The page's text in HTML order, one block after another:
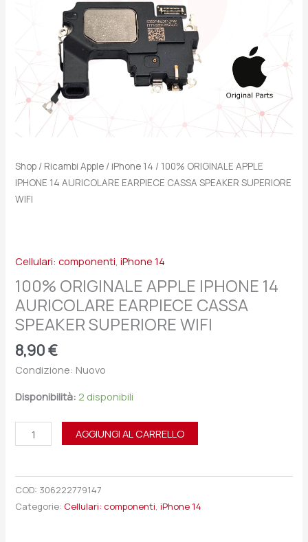
Shop / Ricambi Apple / iPhone 14 / 100% ORIGINALE APPLE
IPHONE 14 AURICOLARE EARPIECE CASSA SPEAKER SUPERIORE
WIFI
Cellulari: componenti,iPhone 14
100% ORIGINALE APPLE IPHONE 14
AURICOLARE EARPIECE CASSA
SPEAKER SUPERIORE WIFI
8,90€
Condizione: Nuovo
Disponibilità: 2 disponibili
SUPERIORE
AGGIUNGI AL CARRELLO
COD: 306222779147
Categorie: Cellulari: componenti,iPhone 14